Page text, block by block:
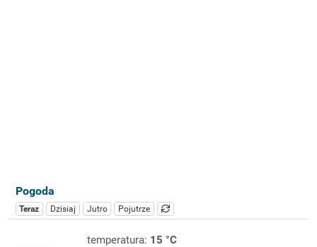
Pogoda
Teraz Dzisiaj Jutro Pojutrze
temperatura: 15 °C